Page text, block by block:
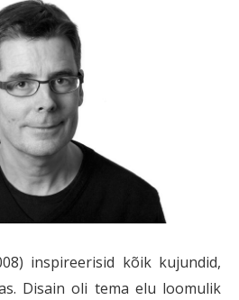
inspireerisid kõik kujundid,
Disain oli tema elu loomulik